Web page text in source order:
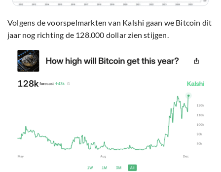
Volgens de voorspelmarkten van Kalshi gaan we Bitcoin dit
jaar nog richting de 128.000 dollar zien stijgen.